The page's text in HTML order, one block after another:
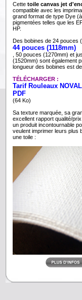
Cette toile canvas jet
compatible avec les
grand format de type Dye
pigmentées telles que les
HP.
Des bobines de 24 pouces
44 pouces (1118mm)
, 50 pouces (1270mm) et
(1520mm) sont également
longueur des bobines est
TÉLÉCHARGER :
Tarif Rouleaux
PDF
(64 Ko)
Sa texture marquée, sa
excellent rapport qualité/
un produit incontournable
veulent imprimer leurs plus
une toile :